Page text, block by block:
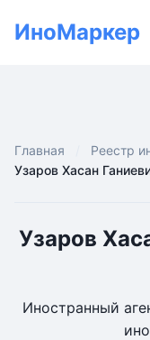
ИноМаркер
Главная
Реестр
Узаров Хасан
Узаров
Иностранный